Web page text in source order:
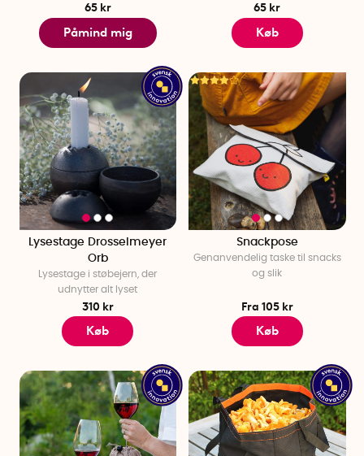
65 kr
Påmind mig
65 kr
Køb
Lysestage Drosselmeyer
Orb
Lysestage i støbejern, der
udnytter alt lyset
310 kr
Køb
Snackpose
Genanvendelig taske til snacks
og slik
Fra 105 kr
Køb